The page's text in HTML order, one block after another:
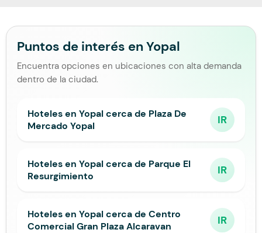
Puntos de interés en Yopal
Encuentra opciones en ubicaciones con alta demanda
dentro de la ciudad.
Hoteles en Yopal cerca de Plaza De
Mercado Yopal
IR
Hoteles en Yopal cerca de Parque El
Resurgimiento
IR
Hoteles en Yopal cerca de Centro
Comercial Gran Plaza Alcaravan
IR